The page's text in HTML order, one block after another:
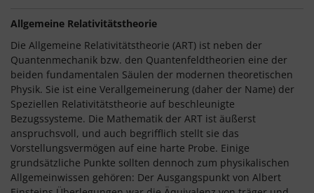
Allgemeine Relativitätstheorie
Die Allgemeine Relativitätstheorie (ART) ist neben der
Quantenmechanik bzw. den Quantenfeldtheorien eine der
beiden fundamentalen Säulen der modernen theoretischen
Physik. Sie ist eine Verallgemeinerung (daher der Name) der
Speziellen Relativitätstheorie auf beschleunigte
Bezugssysteme. Die Mathematik der ART ist äußerst
anspruchsvoll, und auch begrifflich stellt sie das
Vorstellungsvermögen auf eine harte Probe. Einige
grundsätzliche Punkte sollten dennoch zum physikalischen
Allgemeinwissen gehören: Der Ausgangspunkt von Albert